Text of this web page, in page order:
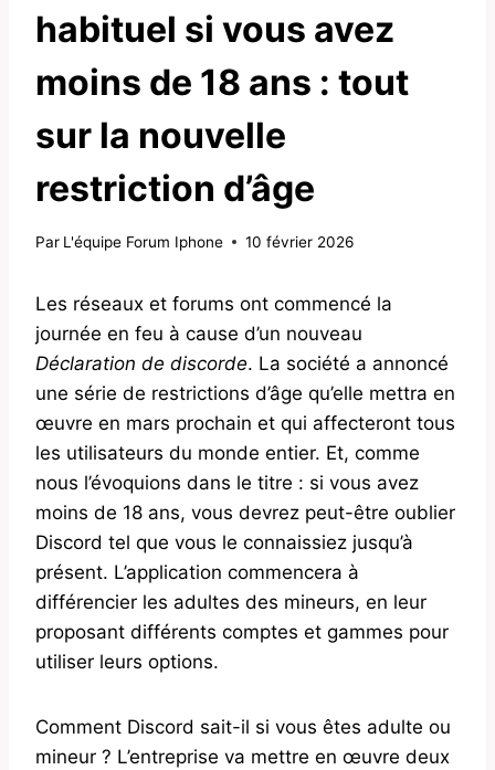
habituel si vous avez
moins de 18 ans : tout
sur la nouvelle
restriction d’âge
Par L'équipe Forum Iphone 10 février 2026
Les réseaux et forums ont commencé la
journée en feu à cause d’un nouveau
Déclaration de discorde. La société a annoncé
une série de restrictions d’âge qu’elle mettra en
œuvre en mars prochain et qui affecteront tous
les utilisateurs du monde entier. Et, comme
nous l’évoquions dans le titre : si vous avez
moins de 18 ans, vous devrez peut-être oublier
Discord tel que vous le connaissiez jusqu’à
présent. L’application commencera à
différencier les adultes des mineurs, en leur
proposant différents comptes et gammes pour
utiliser leurs options.
Comment Discord sait-il si vous êtes adulte ou
mineur ? L’entreprise va mettre en œuvre deux